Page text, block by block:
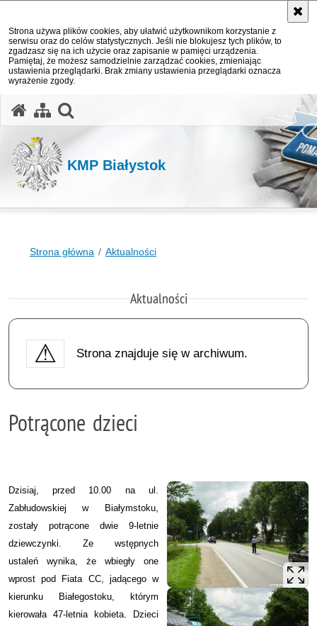
Strona używa plików cookies, aby ułatwić użytkownikom korzystanie z
serwisu oraz do celów statystycznych. Jeśli nie blokujesz tych plików, to
zgadzasz się na ich użycie oraz zapisanie w pamięci urządzenia.
Pamiętaj, że możesz samodzielnie zarządzać cookies, zmieniając
ustawienia przeglądarki. Brak zmiany ustawienia przeglądarki oznacza
wyrażenie zgody.
KMP Białystok
Strona główna Aktualności
Aktualności
Strona znajduje się w archiwum.
Potrącone dzieci
Dzisiaj, przed 10.00 na ul.
Zabłudowskiej w Białymstoku,
zostały potrącone dwie 9-letnie
dziewczynki. Ze wstępnych
ustaleń wynika, że wbiegły one
wprost pod Fiata CC, jadącego w
kierunku Białegostoku, którym
kierowała 47-letnia kobieta. Dzieci